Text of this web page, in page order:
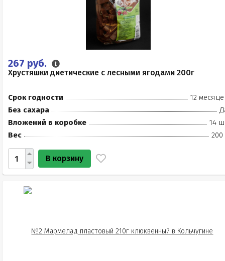
267 руб.
Хрустяшки диетические с лесными ягодами 200г
Срок годности
12
Без сахара
Вложений в коробке
14
Вес
200
В корзину